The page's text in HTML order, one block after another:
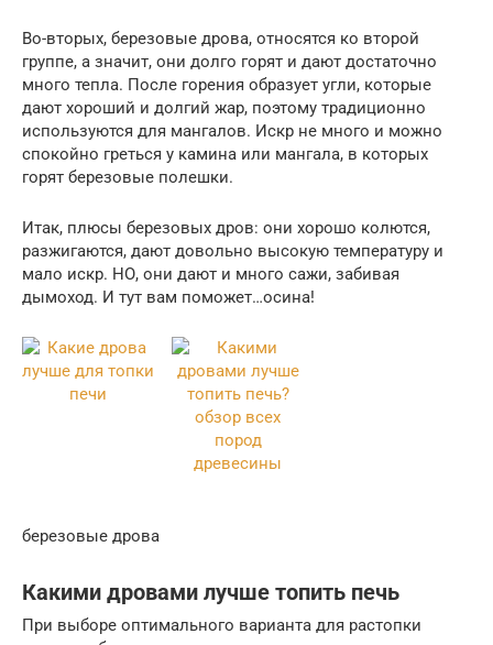
Во-вторых, березовые дрова, относятся ко второй
группе, а значит, они долго горят и дают достаточно
много тепла. После горения образует угли, которые
дают хороший и долгий жар, поэтому традиционно
используются для мангалов. Искр не много и можно
спокойно греться у камина или мангала, в которых
горят березовые полешки.
Итак, плюсы березовых дров: они хорошо колются,
разжигаются, дают довольно высокую температуру и
мало искр. НО, они дают и много сажи, забивая
дымоход. И тут вам поможет…осина!
березовые дрова
Какими дровами лучше топить печь
При выборе оптимального варианта для растопки